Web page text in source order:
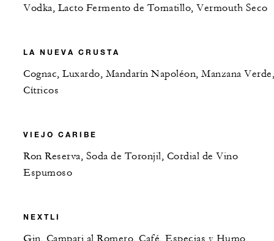
Vodka, Lacto Fermento de Tomatillo, Vermouth Seco
LA NUEVA CRUSTA
Cognac, Luxardo, Mandarín Napoléon, Manzana Verde,
Cítricos
VIEJO CARIBE
Ron Reserva, Soda de Toronjil, Cordial de Vino
Espumoso
NEXTLI
Gin, Campari al Romero, Café, Especias y Humo,